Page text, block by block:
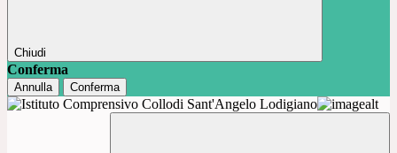
Chiudi
Conferma
Annulla Conferma